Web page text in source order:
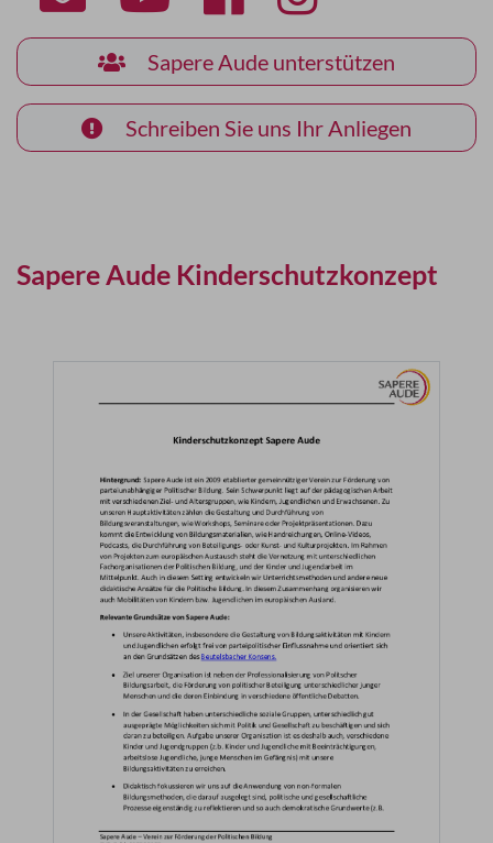
Sapere Aude unterstützen
Schreiben Sie uns Ihr Anliegen
Sapere Aude Kinderschutzkonzept